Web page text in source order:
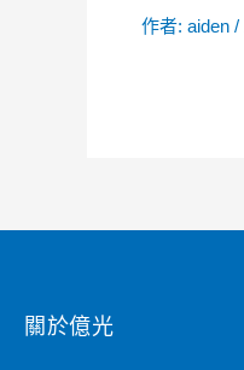
作者: aiden /
關於億光